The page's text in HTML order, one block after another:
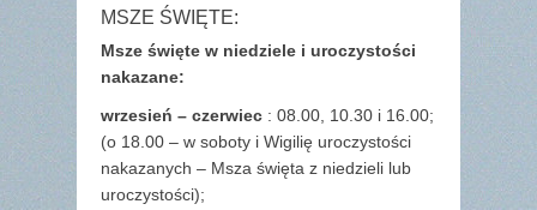
MSZE ŚWIĘTE:
Msze święte w niedziele i uroczystości
nakazane:
wrzesień – czerwiec : 08.00, 10.30 i 16.00;
(o 18.00 – w soboty i Wigilię uroczystości
nakazanych – Msza święta z niedzieli lub
uroczystości);